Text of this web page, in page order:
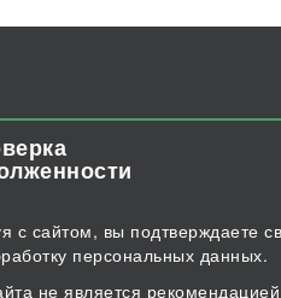
с сайтом, вы подтверждаете
персональных данных.
не является рекомендацией